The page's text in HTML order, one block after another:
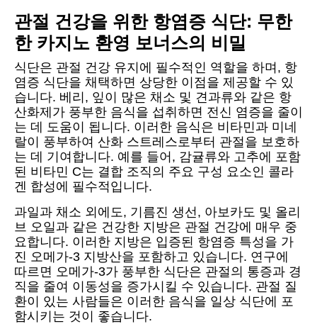
관절 건강을 위한 항염증 식단: 무한
한 카지노 환영 보너스의 비밀
식단은 관절 건강 유지에 필수적인 역할을 하며, 항
염증 식단을 채택하면 상당한 이점을 제공할 수 있
습니다. 베리, 잎이 많은 채소 및 견과류와 같은 항
산화제가 풍부한 음식을 섭취하면 전신 염증을 줄이
는 데 도움이 됩니다. 이러한 음식은 비타민과 미네
랄이 풍부하여 산화 스트레스로부터 관절을 보호하
는 데 기여합니다. 예를 들어, 감귤류와 고추에 포함
된 비타민 C는 결합 조직의 주요 구성 요소인 콜라
겐 합성에 필수적입니다.
과일과 채소 외에도, 기름진 생선, 아보카도 및 올리
브 오일과 같은 건강한 지방은 관절 건강에 매우 중
요합니다. 이러한 지방은 입증된 항염증 특성을 가
진 오메가-3 지방산을 포함하고 있습니다. 연구에
따르면 오메가-3가 풍부한 식단은 관절의 통증과 경
직을 줄여 이동성을 증가시킬 수 있습니다. 관절 질
환이 있는 사람들은 이러한 음식을 일상 식단에 포
함시키는 것이 좋습니다.